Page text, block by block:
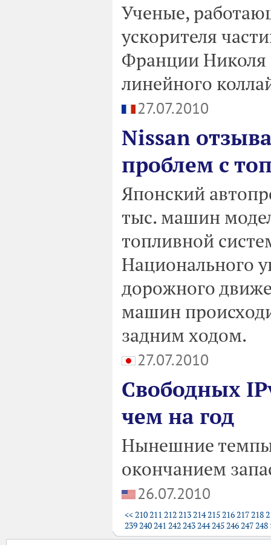
Ученые,
ускорителя
Франции Николя
линейного
27.07.2010
Nissan
проблем с
Японский
тыс. машин
топливной
Национального
дорожного
машин
задним ходом.
27.07.2010
Свободных
чем на год
Нынешние темпы
окончанием
26.07.2010
<<210211 212213214215216217218
239240241 242243244245246247248